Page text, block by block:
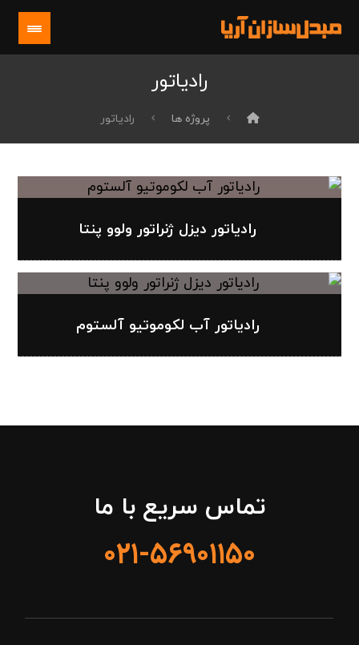
رادیاتور
پروژه ها رادیاتور
رادیاتور دیزل ژنراتور ولوو پنتا
رادیاتور آب لکوموتیو آلستوم
تماس سریع با ما
۰۲۱-۵۶۹۰۱۱۵۰